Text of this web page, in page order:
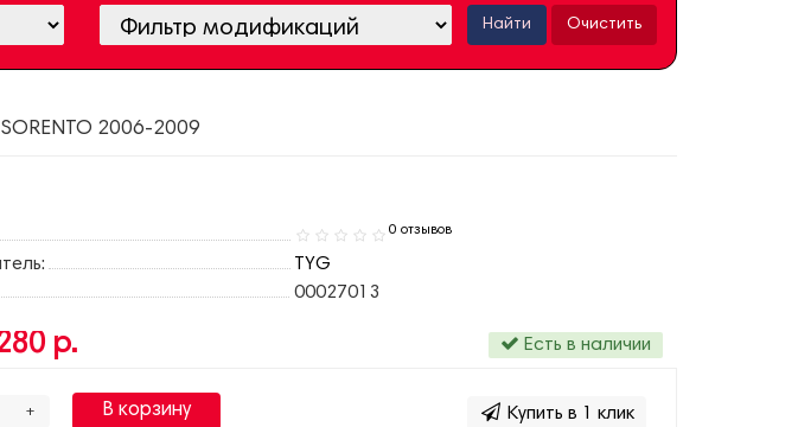
Найти Очистить
2006-2009
0 отзывов
TYG
00027013
р. Есть в наличии
+ В корзину Купить в 1 клик